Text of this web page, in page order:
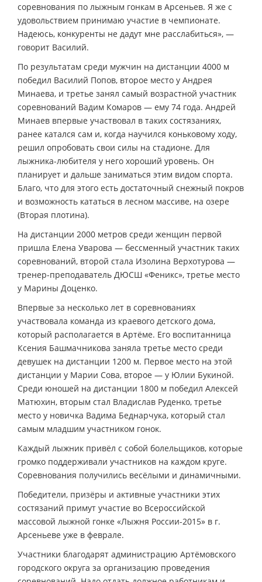
соревнования по лыжным гонкам в Арсеньев. Я же с
удовольствием принимаю участие в чемпионате.
Надеюсь, конкуренты не дадут мне расслабиться», —
говорит Василий.
По результатам среди мужчин на дистанции 4000 м
победил Василий Попов, второе место у Андрея
Минаева, и третье занял самый возрастной участник
соревнований Вадим Комаров — ему 74 года. Андрей
Минаев впервые участвовал в таких состязаниях,
ранее катался сам и, когда научился коньковому ходу,
решил опробовать свои силы на стадионе. Для
лыжника-любителя у него хороший уровень. Он
планирует и дальше заниматься этим видом спорта.
Благо, что для этого есть достаточный снежный покров
и возможность кататься в лесном массиве, на озере
(Вторая плотина).
На дистанции 2000 метров среди женщин первой
пришла Елена Уварова — бессменный участник таких
соревнований, второй стала Изолина Верхотурова —
тренер-преподаватель ДЮСШ «Феникс», третье место
у Марины Доценко.
Впервые за несколько лет в соревнованиях
участвовала команда из краевого детского дома,
который располагается в Артёме. Его воспитанница
Ксения Башмачникова заняла третье место среди
девушек на дистанции 1200 м. Первое место на этой
дистанции у Марии Сова, второе — у Юлии Букиной.
Среди юношей на дистанции 1800 м победил Алексей
Матюхин, вторым стал Владислав Руденко, третье
место у новичка Вадима Беднарчука, который стал
самым младшим участником гонок.
Каждый лыжник привёл с собой болельщиков, которые
громко поддерживали участников на каждом круге.
Соревнования получились весёлыми и динамичными.
Победители, призёры и активные участники этих
состязаний примут участие во Всероссийской
массовой лыжной гонке «Лыжня России-2015» в г.
Арсеньеве уже в феврале.
Участники благодарят администрацию Артёмовского
городского округа за организацию проведения